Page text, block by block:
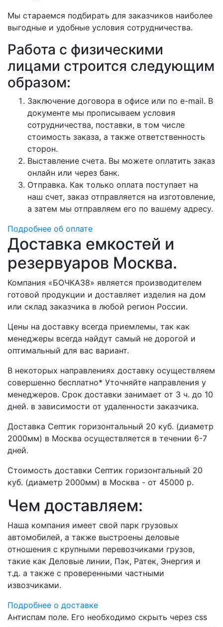
Мы стараемся подбирать для заказчиков наиболее
выгодные и удобные условия сотрудничества.
Работа с физическими
лицами строится следующим
образом:
Заключение договора в офисе или по e-mail. В
документе мы прописываем условия
сотрудничества, поставки, в том числе
стоимость заказа, а также ответственность
сторон.
Выставление счета. Вы можете оплатить заказ
онлайн или через банк.
Отправка. Как только оплата поступает на
наш счет, заказ отправляется на изготовление,
а затем мы отправляем его по вашему адресу.
Подробнее об оплате
Доставка емкостей и
резервуаров Москва.
Компания «БОЧКА38» является производителем
готовой продукции и доставляет изделия на дом
или склад заказчика в любой регион России.
Цены на доставку всегда приемлемы, так как
менеджеры всегда найдут самый не дорогой и
оптимальный для вас вариант.
В некоторых направлениях доставку осуществляем
совершенно бесплатно* Уточняйте направления у
менеджеров. Срок доставки занимает от 3 ч. до 10
дней. в зависимости от удаленности заказчика.
Доставка Септик горизонтальный 20 куб. (диаметр
2000мм) в Москва осуществляется в течении 6-7
дней.
Стоимость доставки Септик горизонтальный 20
куб. (диаметр 2000мм) в Москва - от 45000 р.
Чем доставляем:
Наша компания имеет свой парк грузовых
автомобилей, а также выстроены деловые
отношения с крупными перевозчиками грузов,
такие как Деловые линии, Пэк, Ратек, Энергия и
т.д. а также с проверенными частными
извозчиками.
Подробнее о доставке
Антиспам поле. Его необходимо скрыть через css